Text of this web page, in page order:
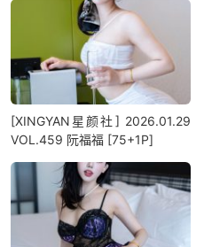
[XINGYAN星颜社] 2026.01.29
VOL.459 阮福福 [75+1P]